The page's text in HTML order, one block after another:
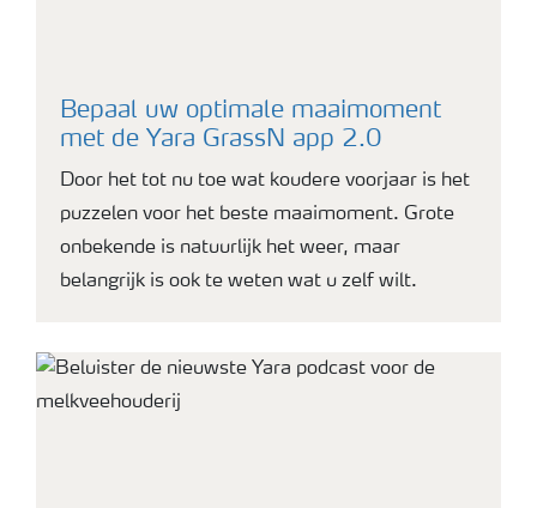
Bepaal uw optimale maaimoment
met de Yara GrassN app 2.0
Door het tot nu toe wat koudere voorjaar is het
puzzelen voor het beste maaimoment. Grote
onbekende is natuurlijk het weer, maar
belangrijk is ook te weten wat u zelf wilt.